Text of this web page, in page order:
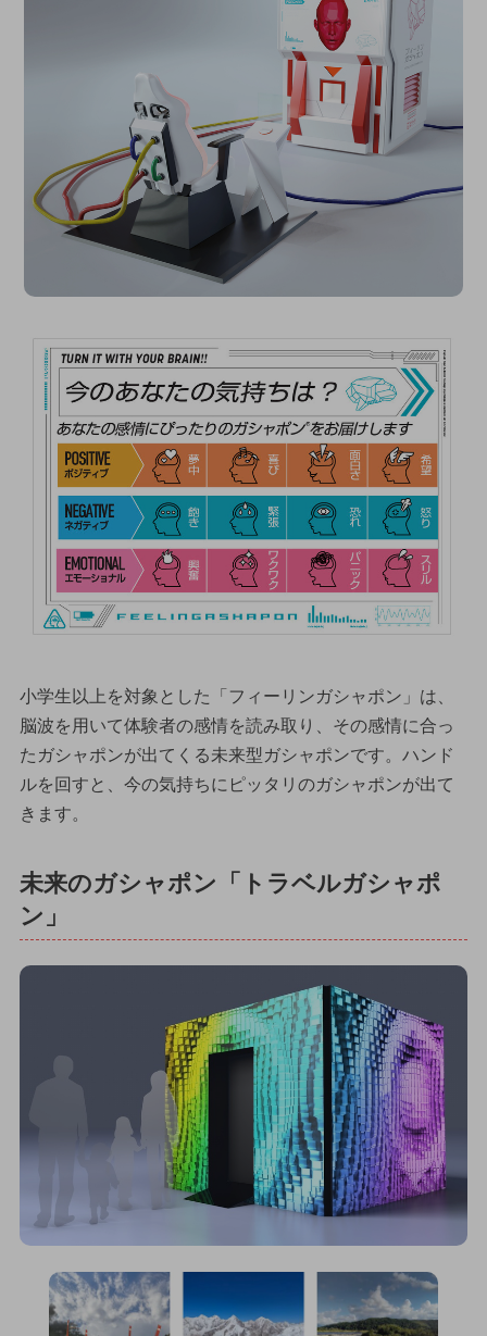
小学生以上を対象とした「フィーリンガシャポン」は、
脳波を用いて体験者の感情を読み取り、その感情に合っ
たガシャポンが出てくる未来型ガシャポンです。ハンド
ルを回すと、今の気持ちにピッタリのガシャポンが出て
きます。
未来のガシャポン「トラベルガシャポ
ン」